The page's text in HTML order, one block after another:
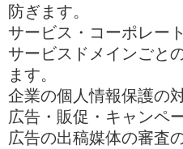
防ぎます。
サービス・コーポレー
サービスドメインごと
ます。
企業の個人情報保護の
広告・販促・キャンペ
広告の出稿媒体の審査